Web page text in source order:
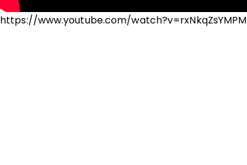
https://www.youtube.com/watch?v=rxNkqZsYMPM